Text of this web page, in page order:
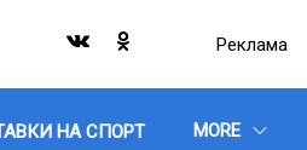
Реклама
НА СПОРТ MORE